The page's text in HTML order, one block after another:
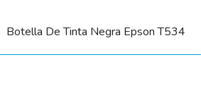
Botella De Tinta Negra Epson T534